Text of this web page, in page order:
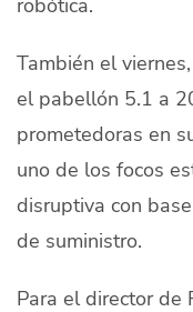
También el
el pabellón 5.1 a
prometedoras en
uno de los focos
disruptiva con
de suministro.
Para el director de